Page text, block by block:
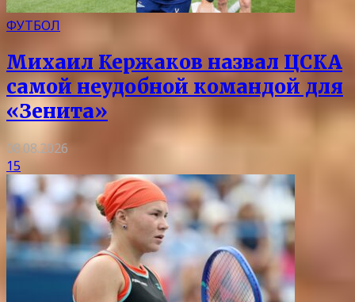
ФУТБОЛ
Михаил Кержаков назвал ЦСКА
самой неудобной командой для
«Зенита»
08.08.2026
15